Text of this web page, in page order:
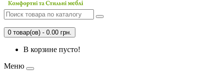
0 товар(ов) - 0.00 грн.
В корзине пусто!
Меню